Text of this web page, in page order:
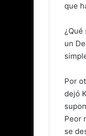
que
un
Por
dejó
Peor
se